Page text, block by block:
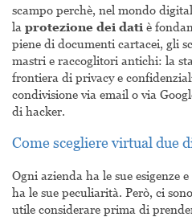
scampo perchè, nel mondo
la protezione dei dati è
piene di documenti cartacei, gli
mastri e raccoglitori antichi: la
frontiera di privacy e
condivisione via email o via
di hacker.
Come scegliere virtual due
Ogni azienda ha le sue esigenze
ha le sue peculiarità. Però, ci
utile considerare prima di